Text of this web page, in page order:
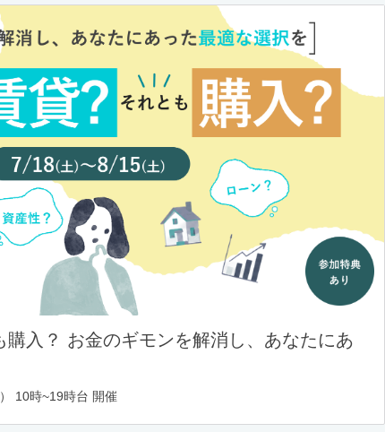
購入？ お金のギモンを解消し、あなたにあ
10時~19時台 開催